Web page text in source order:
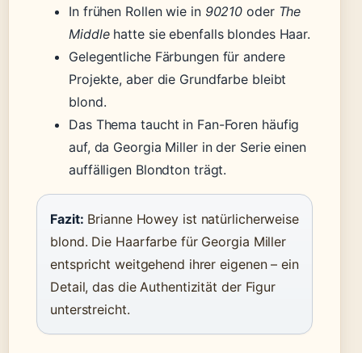
In frühen Rollen wie in 90210 oder The
Middlehatte sie ebenfalls blondes Haar.
Gelegentliche Färbungen für andere
Projekte, aber die Grundfarbe bleibt
blond.
Das Thema taucht in Fan-Foren häufig
auf, da Georgia Miller in der Serie einen
auffälligen Blondton trägt.
Fazit: Brianne Howey ist natürlicherweise
blond. Die Haarfarbe für Georgia Miller
entspricht weitgehend ihrer eigenen – ein
Detail, das die Authentizität der Figur
unterstreicht.